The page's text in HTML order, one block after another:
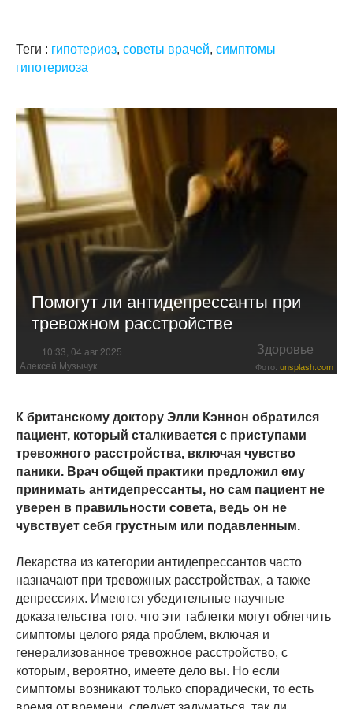
Теги : гипотериоз, советы врачей, симптомы
гипотериоза
Помогут ли антидепрессанты при
тревожном расстройстве
10:33, 04 авг 2025 Здоровье
Алексей Музычук Фото: unsplash.com
К британскому доктору Элли Кэннон обратился
пациент, который сталкивается с приступами
тревожного расстройства, включая чувство
паники. Врач общей практики предложил ему
принимать антидепрессанты, но сам пациент не
уверен в правильности совета, ведь он не
чувствует себя грустным или подавленным.
Лекарства из категории антидепрессантов часто
назначают при тревожных расстройствах, а также
депрессиях. Имеются убедительные научные
доказательства того, что эти таблетки могут облегчить
симптомы целого ряда проблем, включая и
генерализованное тревожное расстройство, с
которым, вероятно, имеете дело вы. Но если
симптомы возникают только спорадически, то есть